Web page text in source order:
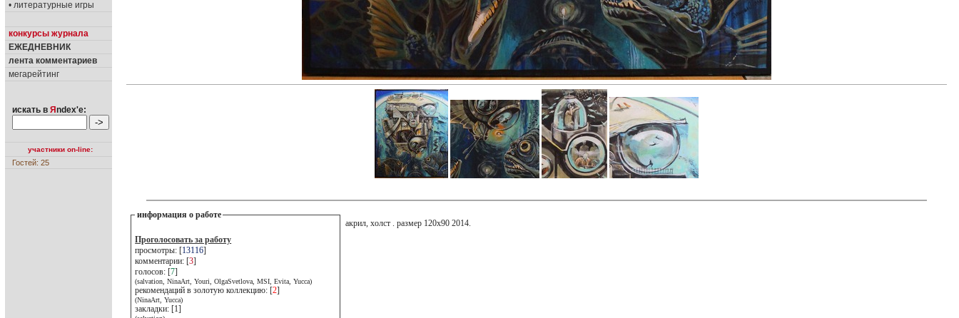
• литературные игры
конкурсы журнала
ЕЖЕДНЕВНИК
лента комментариев
мегарейтинг
искать в Я ndex'е:
участники on-line:
Гостей: 25
информация о работе
Проголосовать за работу
просмотры: [13116]
комментарии: [3]
голосов: [7]
(salvation, NinaArt, Youri, OlgaSvetlova, MSI, Evita, Yucca)
рекомендаций в золотую коллекцию: [2]
(NinaArt, Yucca)
закладки: [1]
акрил, холст . размер 120х90 2014.